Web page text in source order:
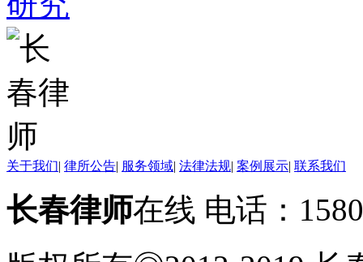
关于我们| 律所公告| 服务领域| 法律法规| 案例展示| 联系我们
长春律师在线 电话：